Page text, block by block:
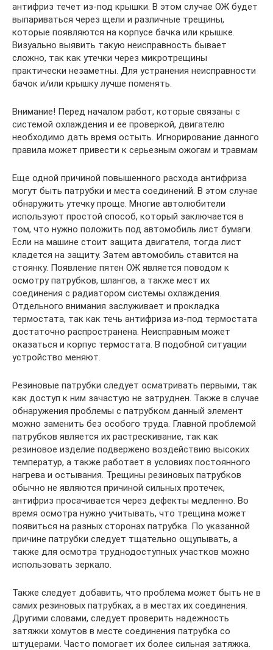
антифриз течет из-под крышки. В этом случае ОЖ будет
выпариваться через щели и различные трещины,
которые появляются на корпусе бачка или крышке.
Визуально выявить такую неисправность бывает
сложно, так как утечки через микротрещины
практически незаметны. Для устранения неисправности
бачок и/или крышку лучше поменять.
Внимание! Перед началом работ, которые связаны с
системой охлаждения и ее проверкой, двигателю
необходимо дать время остыть. Игнорирование данного
правила может привести к серьезным ожогам и травмам
Еще одной причиной повышенного расхода антифриза
могут быть патрубки и места соединений. В этом случае
обнаружить утечку проще. Многие автолюбители
используют простой способ, который заключается в
том, что нужно положить под автомобиль лист бумаги.
Если на машине стоит защита двигателя, тогда лист
кладется на защиту. Затем автомобиль ставится на
стоянку. Появление пятен ОЖ является поводом к
осмотру патрубков, шлангов, а также мест их
соединения с радиатором системы охлаждения.
Отдельного внимания заслуживает и прокладка
термостата, так как течь антифриза из-под термостата
достаточно распространена. Неисправным может
оказаться и корпус термостата. В подобной ситуации
устройство меняют.
Резиновые патрубки следует осматривать первыми, так
как доступ к ним зачастую не затруднен. Также в случае
обнаружения проблемы с патрубком данный элемент
можно заменить без особого труда. Главной проблемой
патрубков является их растрескивание, так как
резиновое изделие подвержено воздействию высоких
температур, а также работает в условиях постоянного
нагрева и остывания. Трещины резиновых патрубков
обычно не являются причиной сильных протечек,
антифриз просачивается через дефекты медленно. Во
время осмотра нужно учитывать, что трещина может
появиться на разных сторонах патрубка. По указанной
причине патрубки следует тщательно ощупывать, а
также для осмотра труднодоступных участков можно
использовать зеркало.
Также следует добавить, что проблема может быть не в
самих резиновых патрубках, а в местах их соединения.
Другими словами, следует проверить надежность
затяжки хомутов в месте соединения патрубка со
штуцерами. Часто помогает их более сильная затяжка.